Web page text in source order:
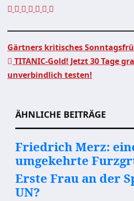
Beitragsnavigation
Gärtners kritisches
TITANIC-Gold! Jetzt 30 Tage
unverbindlich testen!
ÄHNLICHE BEITRÄGE
Friedrich Merz:
umgekehrte
Erste Frau an der
UN?